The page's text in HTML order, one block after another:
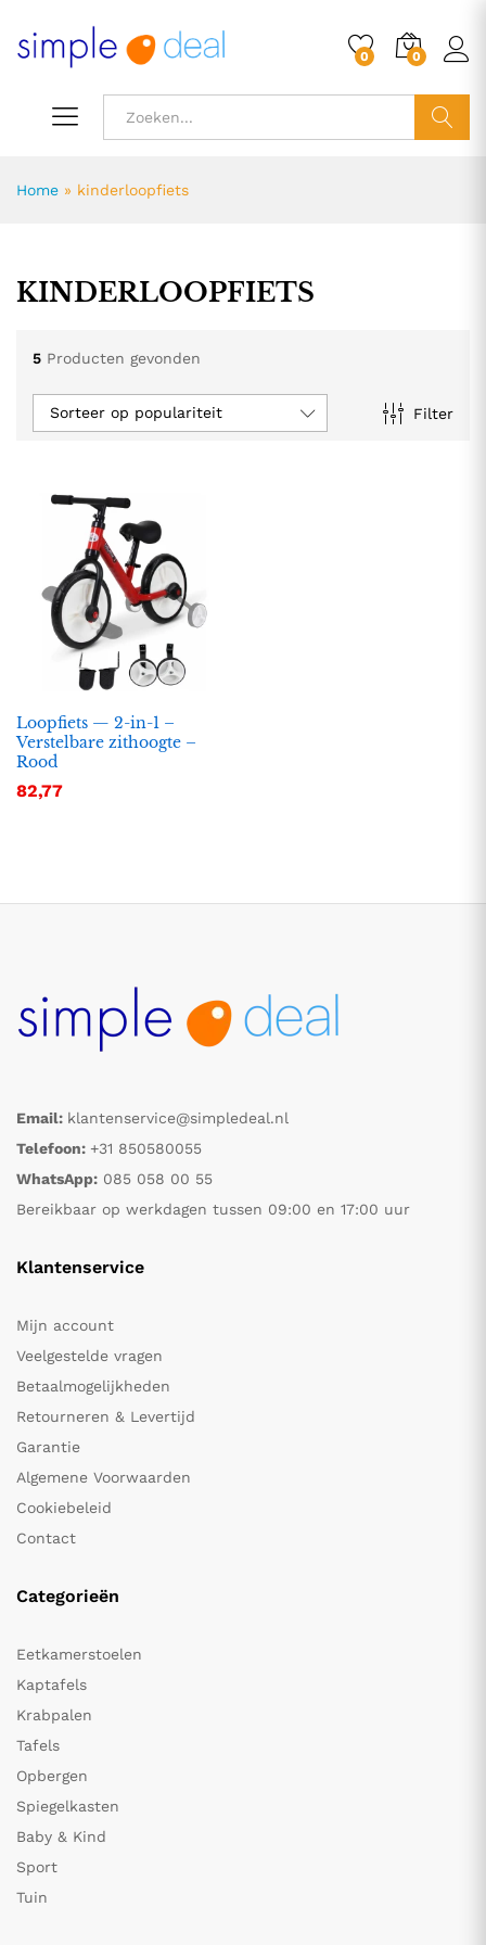
0 0
Home » kinderloopfiets
KINDERLOOPFIETS
5 Producten gevonden
Filter
Sorteer op populariteit
Loopfiets — 2-in-1 –
Verstelbare zithoogte –
Rood
82,77
Email: klantenservice@simpledeal.nl
Telefoon: +31 850580055
WhatsApp: 085 058 00 55
Bereikbaar op werkdagen tussen 09:00 en 17:00 uur
Klantenservice
Mijn account
Veelgestelde vragen
Betaalmogelijkheden
Retourneren & Levertijd
Garantie
Algemene Voorwaarden
Cookiebeleid
Contact
Categorieën
Eetkamerstoelen
Kaptafels
Krabpalen
Tafels
Opbergen
Spiegelkasten
Baby & Kind
Sport
Tuin